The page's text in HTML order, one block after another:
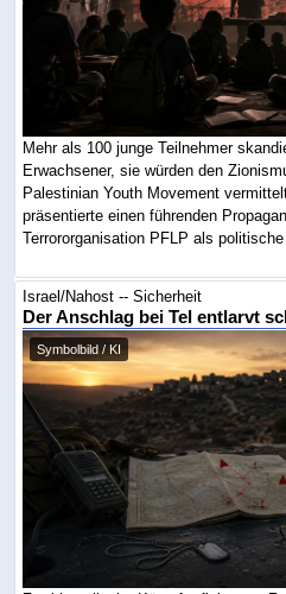
Mehr als 100 junge Teilnehmer
Erwachsener, sie würden den
Palestinian Youth Movement
präsentierte einen führenden
Terrororganisation PFLP als
Israel/Nahost -- Sicherheit
Der Anschlag bei Tel entlarvt
Symbolbild / KI